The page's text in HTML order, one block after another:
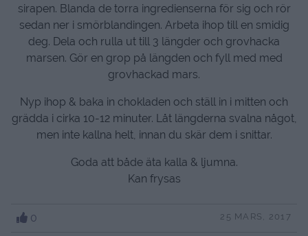
sirapen. Blanda de torra ingredienserna för sig och rör
sedan ner i smörblandingen. Arbeta ihop till en smidig
deg. Dela och rulla ut till 3 längder och grovhacka
marsen. Gör en grop på längden och fyll med med
grovhackad mars.
Nyp ihop & baka in chokladen och ställ in i mitten och
grädda i cirka 10-12 minuter. Låt längderna svalna något,
men inte kallna helt, innan du skär dem i snittar.
Goda att både äta kalla & ljumna.
Kan frysas
0 25 MARS, 2017